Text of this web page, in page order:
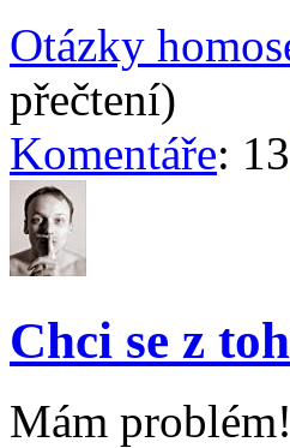
Otázky
přečtení)
Komentáře: 13
Chci se z
Mám